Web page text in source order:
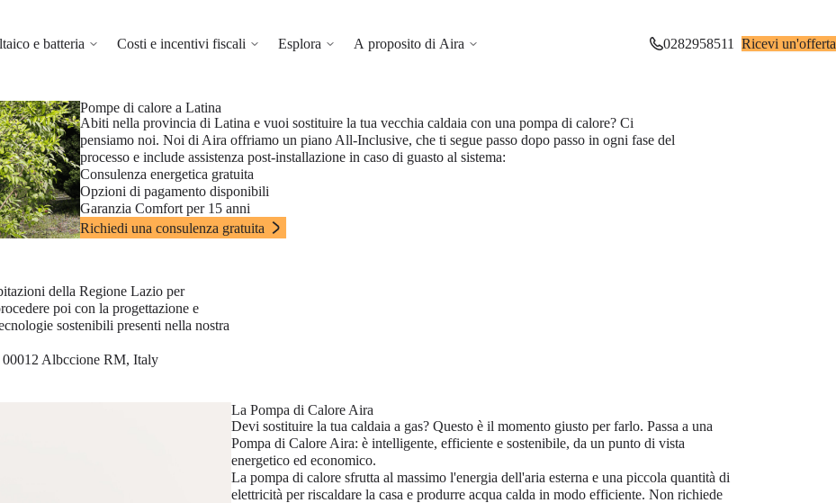
e batteria Costi e incentivi fiscali Esplora A proposito di Aira 0282958511 Ricevi un'offerta
Pompe di calore a Latina
Abiti nella provincia di Latina e vuoi sostituire la tua vecchia caldaia con una pompa di calore? Ci
pensiamo noi. Noi di Aira offriamo un piano All-Inclusive, che ti segue passo dopo passo in ogni fase del
processo e include assistenza post-installazione in caso di guasto al sistema:
Consulenza energetica gratuita
Opzioni di pagamento disponibili
Garanzia Comfort per 15 anni
Richiedi una consulenza gratuita
della Regione Lazio per
poi con la progettazione e
sostenibili presenti nella nostra
Albccione RM, Italy
La Pompa di Calore Aira
Devi sostituire la tua caldaia a gas? Questo è il momento giusto per farlo. Passa a una
Pompa di Calore Aira: è intelligente, efficiente e sostenibile, da un punto di vista
energetico ed economico.
La pompa di calore sfrutta al massimo l'energia dell'aria esterna e una piccola quantità di
elettricità per riscaldare la casa e produrre acqua calda in modo efficiente. Non richiede